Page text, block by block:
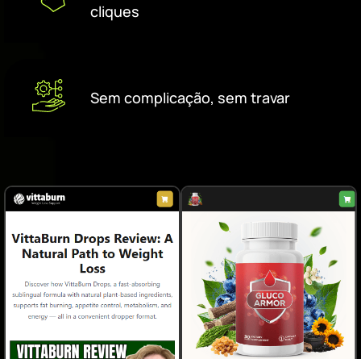
cliques
Sem complicação, sem travar